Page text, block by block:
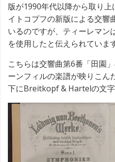
版が1990年代以降から取り
イトコプフの新版による交響
いるのですが、ティーレマン
を使用したと伝えられています
こちらは交響曲第6番「田園
ーンフィルの楽譜が映りこん
下にBreitkopf & Hartelの文字